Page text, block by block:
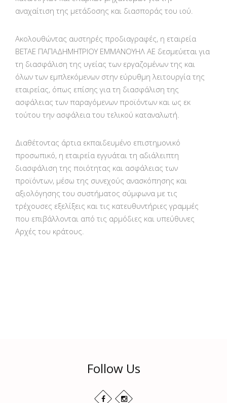
αναχαίτιση της μετάδοσης και διασποράς του ιού.
Ακολουθώντας αυστηρές προδιαγραφές, η εταιρεία
ΒΕΤΑΕ ΠΑΠΑΔΗΜΗΤΡΙΟΥ ΕΜΜΑΝΟΥΗΛ ΑΕ δεσμεύεται για
τη διασφάλιση της υγείας των εργαζομένων της και
όλων των εμπλεκόμενων στην εύρυθμη λειτουργία της
εταιρείας, όπως επίσης για τη διασφάλιση της
ασφάλειας των παραγόμενων προϊόντων και ως εκ
τούτου την ασφάλεια του τελικού καταναλωτή.
Διαθέτοντας άρτια εκπαιδευμένο επιστημονικό
προσωπικό, η εταιρεία εγγυάται τη αδιάλειπτη
διασφάλιση της ποιότητας και ασφάλειας των
προϊόντων, μέσω της συνεχούς ανασκόπησης και
αξιολόγησης του συστήματος σύμφωνα με τις
τρέχουσες εξελίξεις και τις κατευθυντήριες γραμμές
που επιβάλλονται από τις αρμόδιες και υπεύθυνες
Αρχές του κράτους.
Follow Us